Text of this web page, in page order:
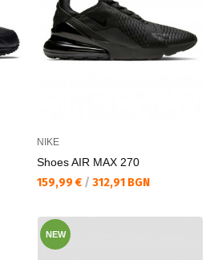
NIKE
Shoes AIR MAX 270
Текуща цена:
159,99 € / 312,91 BGN
NEW